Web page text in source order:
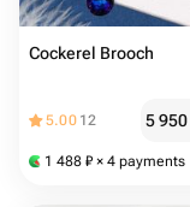
Cockerel Brooch
5.00 12 5 950
1 488 ₽ × 4 payments